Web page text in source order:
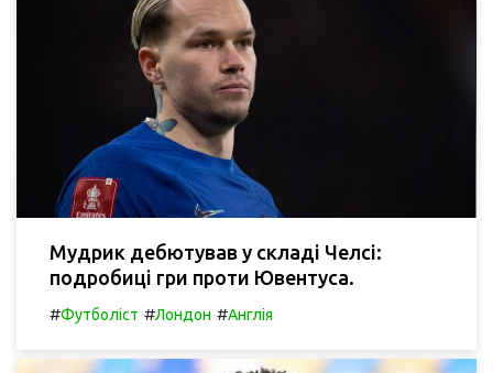
Мудрик дебютував у складі Челсі:
подробиці гри проти Ювентуса.
#Футболіст #Лондон #Англія